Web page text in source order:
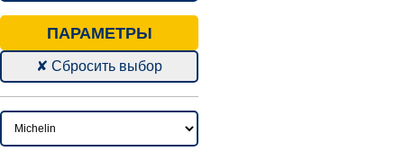
ПАРАМЕТРЫ
✘ Сбросить выбор